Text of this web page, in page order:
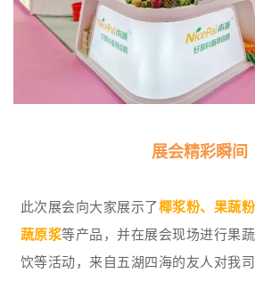
展会精彩瞬间
此次展会向大家展示了椰浆粉、果蔬
蔬原浆等产品，并在展会现场进行果
饮等活动，来自五湖四海的友人对我